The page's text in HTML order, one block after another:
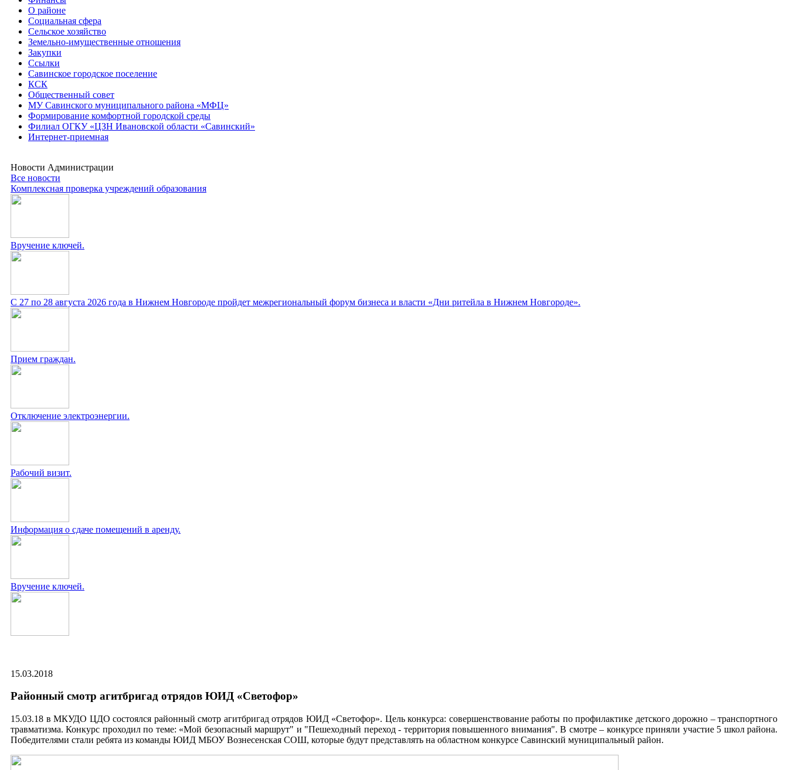
О районе
Социальная сфера
Сельское хозяйство
Земельно-имущественные отношения
Закупки
Ссылки
Савинское городское поселение
КСК
Общественный совет
МУ Савинского муниципального района «МФЦ»
Формирование комфортной городской среды
Филиал ОГКУ «ЦЗН Ивановской области «Савинский»
Интернет-приемная
Новости Администрации
Все новости
Комплексная проверка учреждений образования
Вручение ключей.
С 27 по 28 августа 2026 года в Нижнем Новгороде пройдет межрегиональный форум бизнеса и власти «Дни ритейла в Нижнем Новгороде».
Прием граждан.
Отключение электроэнергии.
Рабочий визит.
Информация о сдаче помещений в аренду.
Вручение ключей.
15.03.2018
Районный смотр агитбригад отрядов ЮИД «Светофор»
15.03.18 в МКУДО ЦДО состоялся районный смотр агитбригад отрядов ЮИД «Светофор». Цель конкурса: совершенствование работы по профилактике детского дорожно – транспортного
травматизма. Конкурс проходил по теме: «Мой безопасный маршрут" и "Пешеходный переход - территория повышенного внимания". В смотре – конкурсе приняли участие 5 школ района.
Победителями стали ребята из команды ЮИД МБОУ Вознесенская СОШ, которые будут представлять на областном конкурсе Савинский муниципальный район.